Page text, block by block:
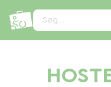
Søg...
CCookie-